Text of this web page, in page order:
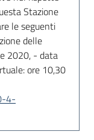
Stazione
le seguenti
delle
2020, - data
ore 10,30
4-